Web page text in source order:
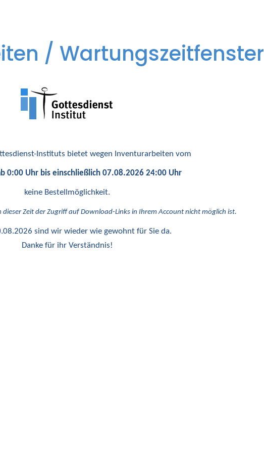
/ Wartungszeitfenster
Instituts bietet wegen Inventurarbeiten vom
0:00 Uhr bis einschließlich 07.08.2026 24:00 Uhr
keine Bestellmöglichkeit.
dieser Zeit der Zugriff auf Download-Links in Ihrem Account nicht möglich ist.
sind wir wieder wie gewohnt für Sie da.
Danke für ihr Verständnis!